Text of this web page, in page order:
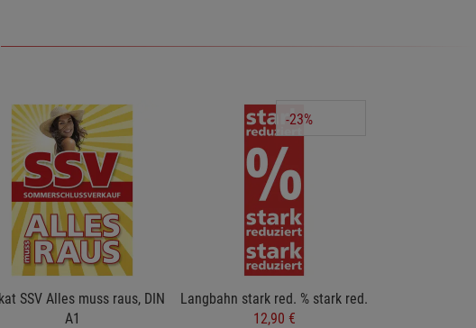
SSV Alles muss raus, DIN
A1
Langbahn stark red. % stark red.
12,90 €
-23%